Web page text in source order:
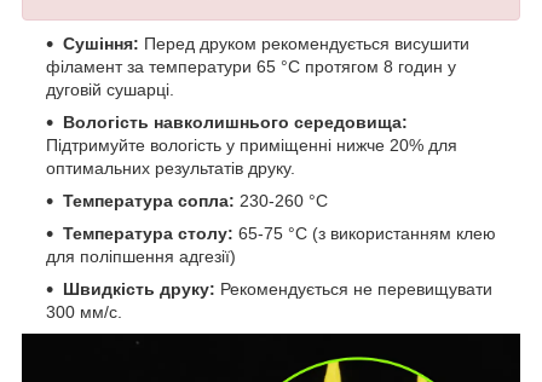
Сушіння: Перед друком рекомендується висушити
філамент за температури 65 °C протягом 8 годин у
дуговій сушарці.
Вологість навколишнього середовища:
Підтримуйте вологість у приміщенні нижче 20% для
оптимальних результатів друку.
Температура сопла: 230-260 °C
Температура столу: 65-75 °C (з використанням клею
для поліпшення адгезії)
Швидкість друку: Рекомендується не перевищувати
300 мм/с.